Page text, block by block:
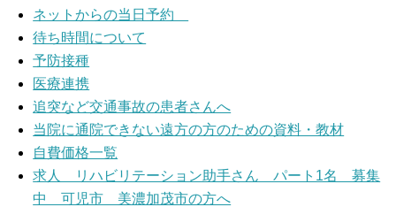
ネットからの当日予約
待ち時間について
予防接種
医療連携
追突など交通事故の患者さんへ
当院に通院できない遠方の方のための資料・教材
自費価格一覧
求人 リハビリテーション助手さん パート1名 募集
中 可児市 美濃加茂市の方へ